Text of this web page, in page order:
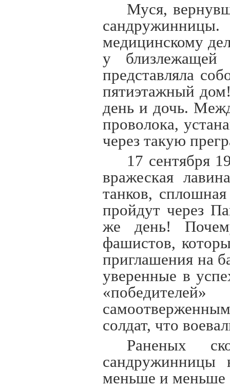
Муся,
медицинскому
у близлежащей
представляла
пятиэтажный
день и дочь.
проволока,
через такую
17 сентября
вражеская
танков,
пройдут через
же день!
фашистов,
приглашения на
уверенные в
солдат, что
Раненых
сандружинницы
меньше и меньше